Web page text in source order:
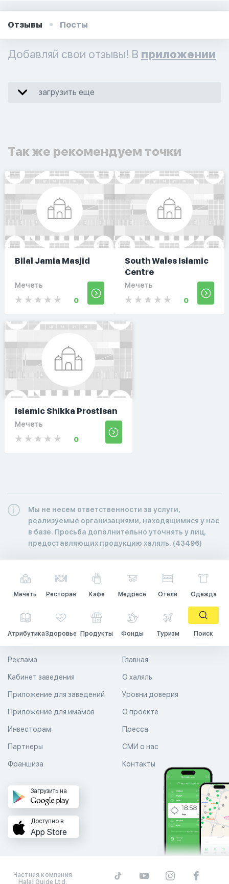
Отзывы Посты
Добавляй свои отзывы! В приложении
загрузить еще
Так же рекомендуем точки
Bilal Jamia Masjid
Мечеть
0
South Wales Islamic
Centre
Мечеть
0
Islamic Shikka Prostisan
Мечеть
0
Мы не несем ответственности за услуги,
реализуемые организациями, находящимися у нас
в базе. Просьба дополнительно уточнять у лиц,
предоставляющих продукцию халяль. (43496)
Мечеть Ресторан Кафе Медресе Отели Одежда
АтрибутикаЗдоровье Продукты Фонды Туризм Поиск
Главная
О халяль
Уровни доверия
Реклама
Кабинет заведения
Приложение для заведений
Приложение для имамов О проекте
Пресса
СМИ о нас
Контакты
Инвесторам
Партнеры
Франшиза
Загрузить на
Доступно в
App Store
Частная компания
Halal Guide Ltd.